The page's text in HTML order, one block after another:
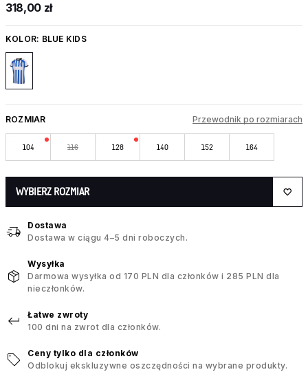
318,00 zł
KOLOR: BLUE KIDS
ROZMIAR Przewodnik po rozmiarach
104 116 128 140 152 164
WYBIERZ ROZMIAR
Dostawa
Dostawa w ciągu 4–5 dni roboczych.
Wysyłka
Darmowa wysyłka od 170 PLN dla członków i 285 PLN dla
nieczłonków.
Łatwe zwroty
100 dni na zwrot dla członków.
Ceny tylko dla członków
Odblokuj ekskluzywne oszczędności na wybrane produkty.